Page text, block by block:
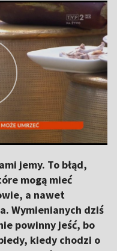
jemy. To błąd,
mogą mieć
a nawet
Wymienianych dziś
powinny jeść, bo
kiedy chodzi o